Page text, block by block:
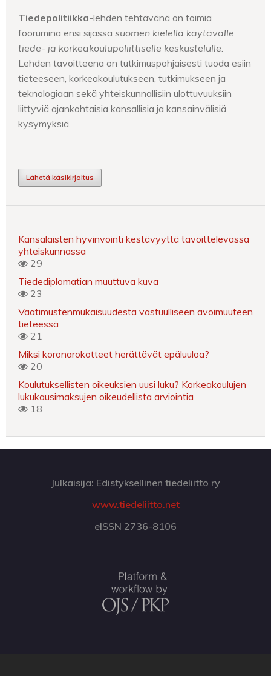
Tiedepolitiikka-lehden tehtävänä on toimia
foorumina ensi sijassa suomen kielellä käytävälle
tiede- ja korkeakoulupoliittiselle keskustelulle
Lehden tavoitteena on tutkimuspohjaisesti tuoda esiin
tieteeseen, korkeakoulutukseen, tutkimukseen ja
teknologiaan sekä yhteiskunnallisiin ulottuvuuksiin
liittyviä ajankohtaisia kansallisia ja kansainvälisiä
kysymyksiä.
Lähetä käsikirjoitus
Kansalaisten hyvinvointi kestävyyttä tavoittelevassa
yhteiskunnassa
29
Tiedediplomatian muuttuva kuva
23
Vaatimustenmukaisuudesta vastuulliseen avoimuuteen
tieteessä
21
Miksi koronarokotteet herättävät epäluuloa?
20
Koulutuksellisten oikeuksien uusi luku? Korkeakoulujen
lukukausimaksujen oikeudellista arviointia
18
Julkaisija: Edistyksellinen tiedeliitto ry
www.tiedeliitto.net
eISSN 2736-8106